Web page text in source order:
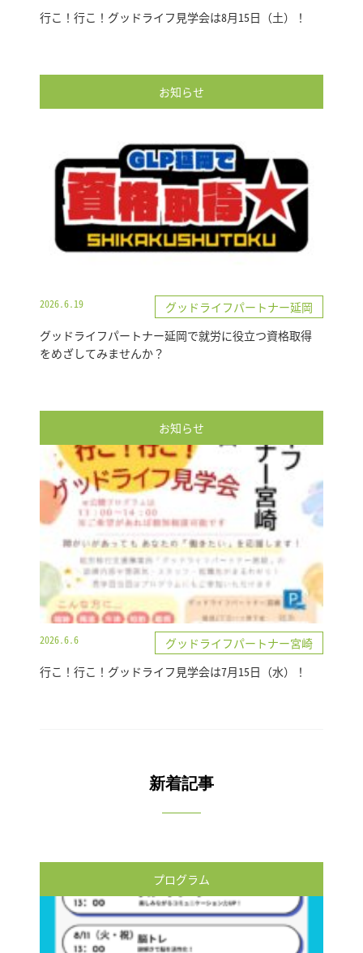
行こ！行こ！グッドライフ見学会は8月15日（土）！
お知らせ
2026.6.19
グッドライフパートナー延岡
グッドライフパートナー延岡で就労に役立つ資格取得
をめざしてみませんか？
お知らせ
2026.6.6
グッドライフパートナー宮崎
行こ！行こ！グッドライフ見学会は7月15日（水）！
新着記事
プログラム